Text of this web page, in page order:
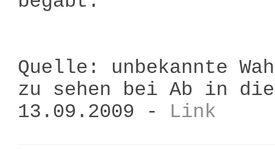
Quelle: unbekannte
zu sehen bei Ab in
13.09.2009 - Link